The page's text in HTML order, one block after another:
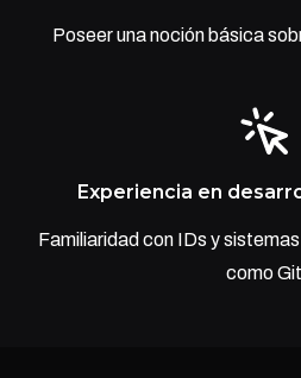
Poseer una noción básica
Experiencia en
Familiaridad con IDs y
como